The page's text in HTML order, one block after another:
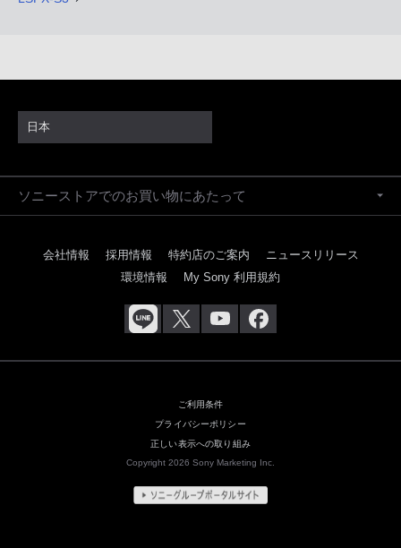
日本
ソニーストアでのお買い物にあたって
会社情報 採用情報 特約店のご案内
ニュースリリース
環境情報
My Sony 利用規約
ご利用条件
プライバシーポリシー
正しい表示への取り組み
Copyright 2026 Sony Marketing Inc.